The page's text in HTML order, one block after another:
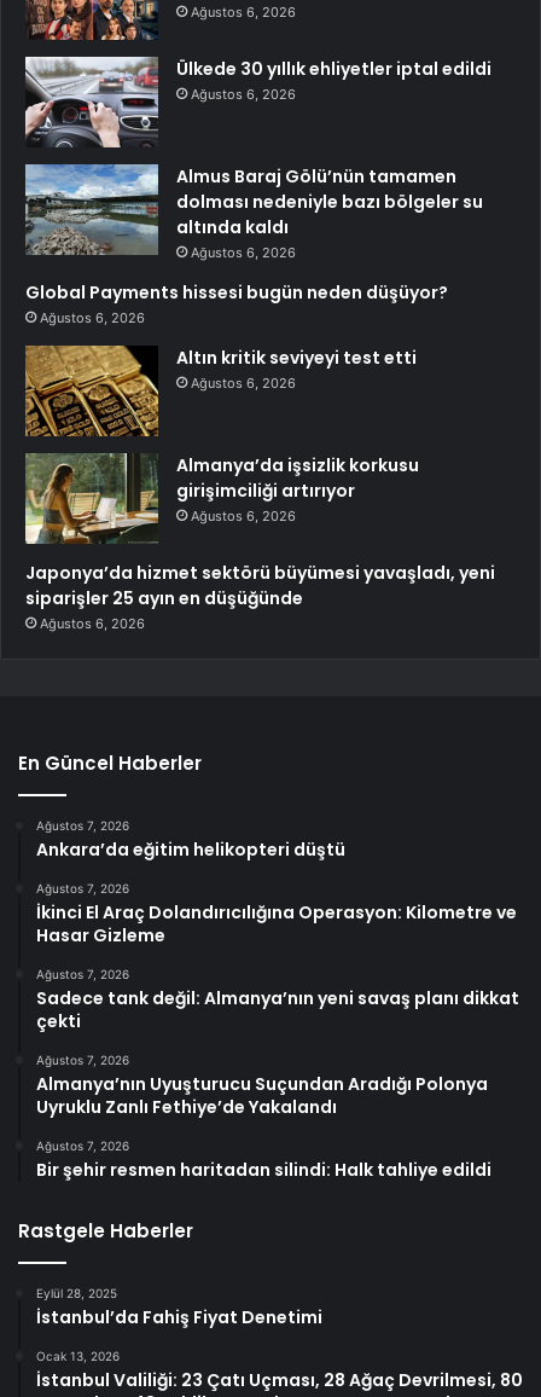
Ağustos 6, 2026
Ülkede 30 yıllık ehliyetler iptal edildi
Ağustos 6, 2026
Almus Baraj Gölü’nün tamamen
dolması nedeniyle bazı bölgeler su
altında kaldı
Ağustos 6, 2026
Global Payments hissesi bugün neden düşüyor?
Ağustos 6, 2026
Altın kritik seviyeyi test etti
Ağustos 6, 2026
Almanya’da işsizlik korkusu
girişimciliği artırıyor
Ağustos 6, 2026
Japonya’da hizmet sektörü büyümesi yavaşladı, yeni
siparişler 25 ayın en düşüğünde
Ağustos 6, 2026
En Güncel Haberler
Ağustos 7, 2026
Ankara’da eğitim helikopteri düştü
Ağustos 7, 2026
İkinci El Araç Dolandırıcılığına Operasyon: Kilometre ve
Hasar Gizleme
Ağustos 7, 2026
Sadece tank değil: Almanya’nın yeni savaş planı dikkat
çekti
Ağustos 7, 2026
Almanya’nın Uyuşturucu Suçundan Aradığı Polonya
Uyruklu Zanlı Fethiye’de Yakalandı
Ağustos 7, 2026
Bir şehir resmen haritadan silindi: Halk tahliye edildi
Rastgele Haberler
Eylül 28, 2025
İstanbul’da Fahiş Fiyat Denetimi
Ocak 13, 2026
İstanbul Valiliği: 23 Çatı Uçması, 28 Ağaç Devrilmesi, 80